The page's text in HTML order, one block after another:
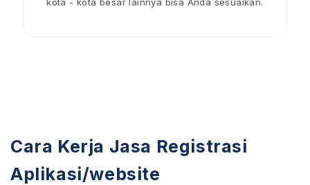
Cara Kerja Jasa Registrasi
Aplikasi/website